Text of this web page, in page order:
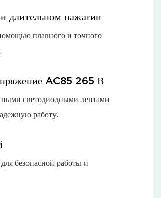
длительном нажатии
плавного и точного
AC85 265 В
светодиодными лентами
работу.
безопасной работы и